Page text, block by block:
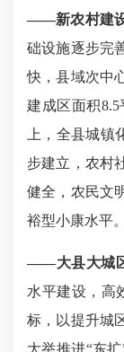
——新农村建
础设施逐步完
快，县域次中
建成区面积
上，全县城镇
步建立，农村
健全，农民文
裕型小康水平。
——大县大城
水平建设，高
标，以提升城
大举推进“东